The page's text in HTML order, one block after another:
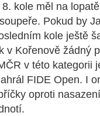
kole měl na
Pokud by
kole ještě
v Kořenově žádný
v této kategorii
FIDE Open. I
oproti